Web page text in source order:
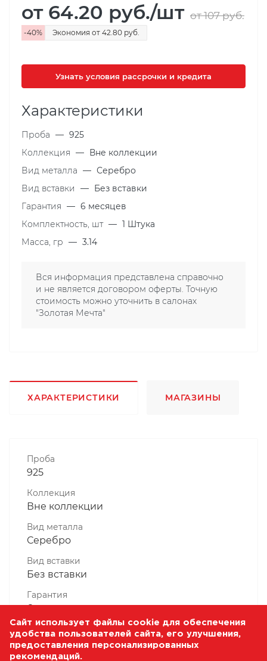
от 64.20 руб./шт от 107руб.
-40% Экономия от 42.80 руб.
Узнать условия рассрочки и кредита
Характеристики
Проба — 925
Коллекция — Вне коллекции
Вид металла — Серебро
Вид вставки
— Без вставки
Гарантия — 6 месяцев
Комплектность, шт — 1 Штука
Масса, гр — 3.14
Вся информация представлена справочно
и не является договором оферты. Точную
стоимость можно уточнить в салонах
"Золотая Мечта"
ХАРАКТЕРИСТИКИ МАГАЗИНЫ
Проба
925
Коллекция
Вне коллекции
Вид металла
Серебро
Вид вставки
Без вставки
Гарантия
6 месяцев
Комплектность, шт
1 Штука
Сайт использует файлы cookie для обеспечения
удобства пользователей сайта, его улучшения,
предоставления персонализированных
рекомендаций.